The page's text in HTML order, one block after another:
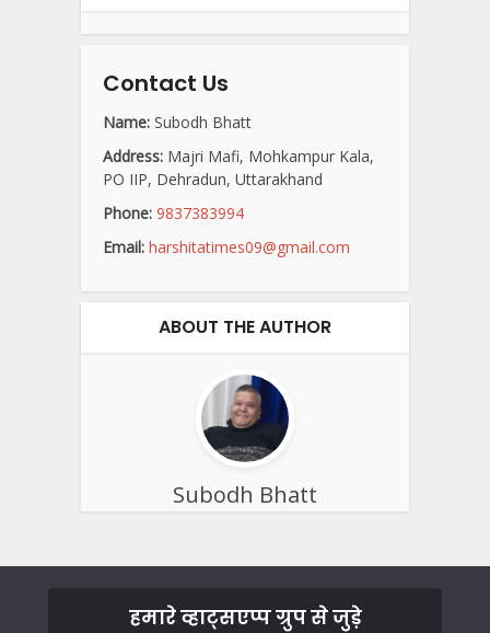
Contact Us
Name: Subodh Bhatt
Address: Majri Mafi, Mohkampur Kala,
PO IIP, Dehradun, Uttarakhand
Phone: 9837383994
Email: harshitatimes09@gmail.com
ABOUT THE AUTHOR
Subodh Bhatt
हमारे व्हाट्सएप्प ग्रुप से जुड़े